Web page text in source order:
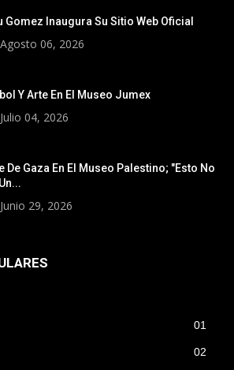
Gomez Inaugura Su Sitio Web Oficial
Agosto 06, 2026
Y Arte En El Museo Jumex
Julio 04, 2026
De Gaza En El Museo Palestino; "Esto No
Junio 29, 2026
01
02